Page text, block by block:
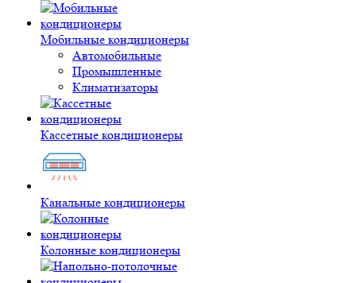
Мобильные кондиционеры
Автомобильные
Промышленные
Климатизаторы
Кассетные кондиционеры
Канальные кондиционеры
Колонные кондиционеры